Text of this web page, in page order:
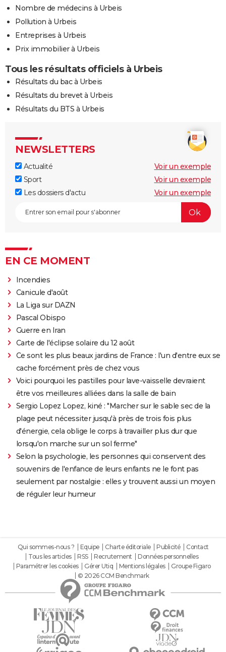
Nombre de médecins à Urbeis
Pollution à Urbeis
Entreprises à Urbeis
Prix immobilier à Urbeis
Tous les résultats officiels à Urbeis
Résultats du bac à Urbeis
Résultats du brevet à Urbeis
Résultats du BTS à Urbeis
NEWSLETTERS
Actualité
Voir un exemple
Sport
Voir un exemple
Les dossiers d'actu
Voir un exemple
EN CE MOMENT
Incendies
Canicule d'août
La Liga sur DAZN
Pascal Obispo
Guerre en Iran
Carte de l'éclipse solaire du 12 août
Ce sont les plus beaux jardins de France : l'un d'entre eux se
cache forcément près de chez vous
Voici pourquoi les pastilles pour lave-vaisselle devraient
être vos meilleures alliées dans la salle de bain
Sergio Lopez Lopez, kiné : "Marcher sur le sable sec de la
plage peut nécessiter jusqu'à près de trois fois plus
d'énergie, cela oblige le corps à travailler plus dur que
lorsqu'on marche sur un sol ferme"
Selon la psychologie, les personnes qui conservent des
souvenirs de l'enfance de leurs enfants ne le font pas
seulement par nostalgie : elles y trouvent aussi un moyen
de réguler leur humeur
Qui sommes-nous ? Equipe Charte éditoriale Publicité
Contact
Tous les articles
RSS Recrutement
Données personnelles
Paramétrer les cookies
Gérer Utiq Mentions légales
Groupe Figaro
© 2026 CCM Benchmark